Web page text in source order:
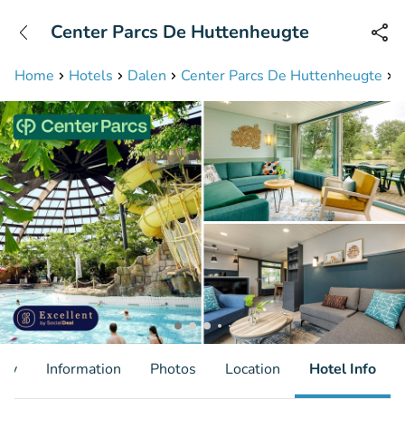
Available until 23:00
Home Hotels Dalen Center Parcs De Huttenheugte
Center Parcs De Huttenheugte
Information Photos Location Hotel Info